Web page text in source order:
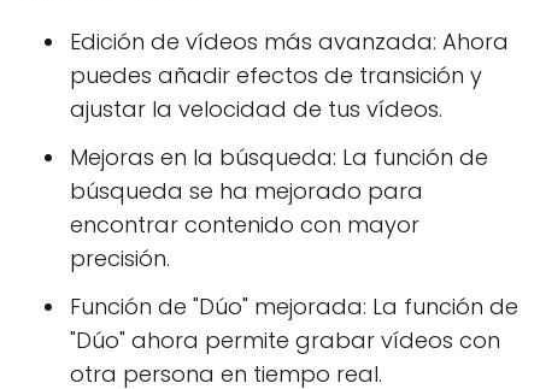
Edición de vídeos más avanzada: Ahora
puedes añadir efectos de transición y
ajustar la velocidad de tus vídeos.
Mejoras en la búsqueda: La función de
búsqueda se ha mejorado para
encontrar contenido con mayor
precisión.
Función de "Dúo" mejorada: La función de
"Dúo" ahora permite grabar vídeos con
otra persona en tiempo real.